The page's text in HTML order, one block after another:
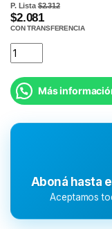
P. Lista$2.312
$2.081
CON TRANSFERENCIA
Más
Aboná hasta
Aceptamos